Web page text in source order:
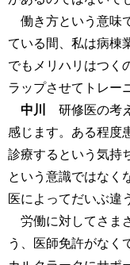
働き方という意味
ている間、私は病棟
でもメリハリはつく
ラップさせてトレー
中川
研修医の考
感じます。ある程度
診療するという気持
という意識ではなく
医によってだいぶ違
労働に対してさま
う、医師免許がなく